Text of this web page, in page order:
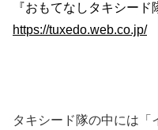
『おもてなしタキシード
https://tuxedo.web.co.jp/
タキシード隊の中には「